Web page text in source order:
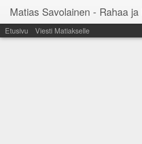
Matias Savolainen - Rahaa
Etusivu Viesti Matiakselle